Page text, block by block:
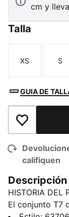
cm y
Talla
Talla
XS S
GUIA DE
Añadir a la
califiquen
Descripción
HISTORIA DEL
El conjunto T7